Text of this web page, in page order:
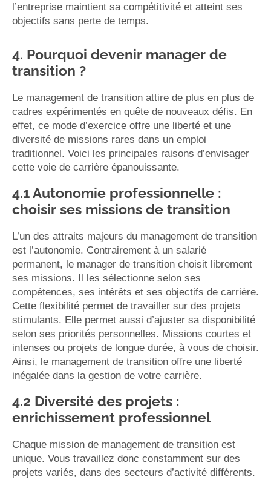
l’entreprise maintient sa compétitivité et atteint ses
objectifs sans perte de temps.
4. Pourquoi devenir manager de
transition ?
Le management de transition attire de plus en plus de
cadres expérimentés en quête de nouveaux défis. En
effet, ce mode d’exercice offre une liberté et une
diversité de missions rares dans un emploi
traditionnel. Voici les principales raisons d’envisager
cette voie de carrière épanouissante.
4.1 Autonomie professionnelle :
choisir ses missions de transition
L’un des attraits majeurs du management de transition
est l’autonomie. Contrairement à un salarié
permanent, le manager de transition choisit librement
ses missions. Il les sélectionne selon ses
compétences, ses intérêts et ses objectifs de carrière.
Cette flexibilité permet de travailler sur des projets
stimulants. Elle permet aussi d’ajuster sa disponibilité
selon ses priorités personnelles. Missions courtes et
intenses ou projets de longue durée, à vous de choisir.
Ainsi, le management de transition offre une liberté
inégalée dans la gestion de votre carrière.
4.2 Diversité des projets :
enrichissement professionnel
Chaque mission de management de transition est
unique. Vous travaillez donc constamment sur des
projets variés, dans des secteurs d’activité différents.